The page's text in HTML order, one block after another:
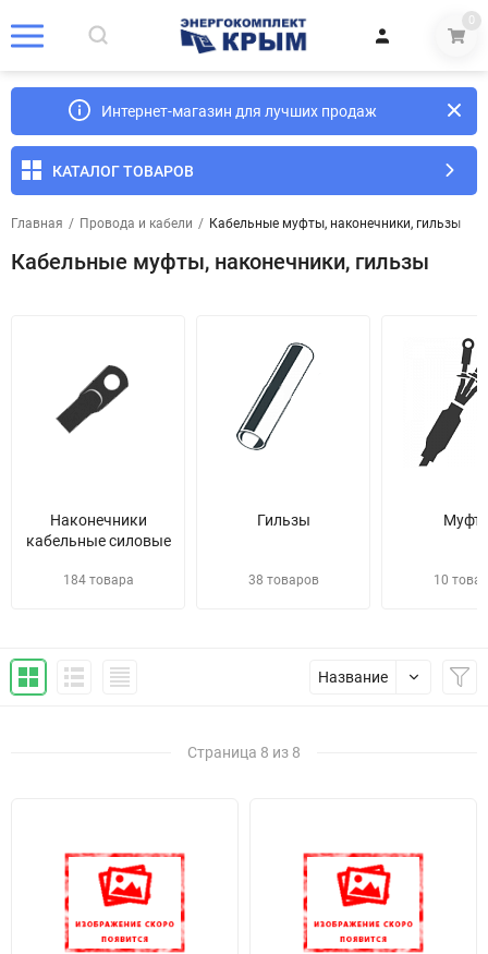
0
Интернет-магазин для лучших продаж
КАТАЛОГ ТОВАРОВ
Главная / Провода и кабели / Кабельные муфты, наконечники, гильзы
Кабельные муфты, наконечники, гильзы
Наконечники
кабельные силовые
184 товара
Гильзы
38 товаров 10
Название
Страница 8 из 8